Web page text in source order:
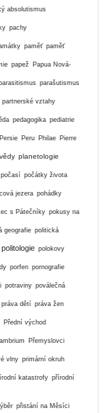
absolutismus
pachy
paměť paměť
papež Papua Nová-
parašutismus
partnerské vztahy
pedagogika pediatrie
Persie Peru Philae Pierre
planetologie
počasí počátky života
jezera pohádky
s Pátečníky pokusy na
geografie politická
politologie polokovy
porfen pornografie
potraviny poválečná
práva dětí práva žen
Přední východ
Přemyslovci
vlny primární okruh
katastrofy přírodní
přistání na Měsíci